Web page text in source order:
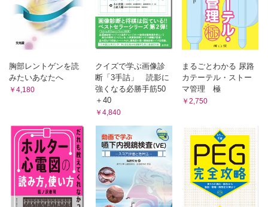
胸部レントゲンを読
みたいあなたへ
￥4,180
クイズで学ぶ画像診
断「3手詰」 読影に
強くなる必勝手筋50
＋40
￥4,840
まるごとわかる 尿路
カテーテル・ストー
マ管理 極
￥2,750